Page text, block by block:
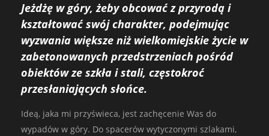
Jeżdżę w góry, żeby obcować z przyrodą i
kształtować swój charakter, podejmując
wyzwania większe niż wielkomiejskie życie w
zabetonowanych przedstrzeniach pośród
obiektów ze szkła i stali, częstokroć
przesłaniających słońce.
Ideą, jaka mi przyświeca, jest zachęcenie Was do
wypadów w góry. Do spacerów wytyczonymi szlakami,